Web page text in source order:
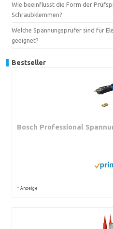
Wie beeinflusst die Form der
Schraubklemmen?
Welche Spannungsprüfer sind für
geeignet?
Bestseller
Bosch Professional
* Anzeige